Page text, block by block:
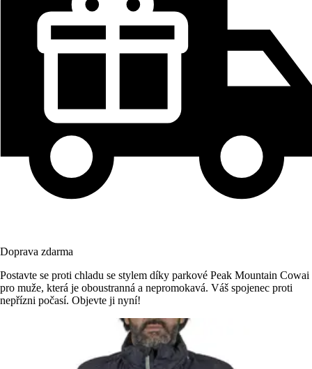
Doprava zdarma
Postavte se proti chladu se stylem díky parkové Peak Mountain Cowai
pro muže, která je oboustranná a nepromokavá. Váš spojenec proti
nepřízni počasí. Objevte ji nyní!